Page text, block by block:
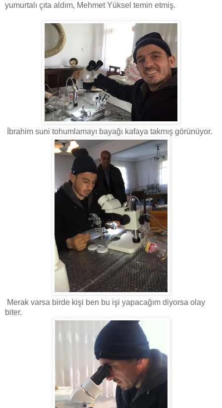
yumurtalı çıta aldım, Mehmet Yüksel temin etmiş.
İbrahim suni tohumlamayı bayağı kafaya takmış görünüyor.
Merak varsa birde kişi ben bu işi yapacağım diyorsa olay
biter.